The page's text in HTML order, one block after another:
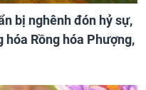
bị nghênh đón hỷ sự,
Rồng hóa Phượng,